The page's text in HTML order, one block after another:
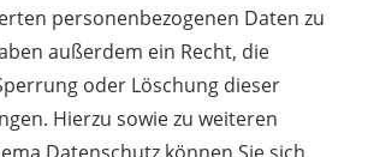
personenbezogenen Daten zu
außerdem ein Recht, die
oder Löschung dieser
Hierzu sowie zu weiteren